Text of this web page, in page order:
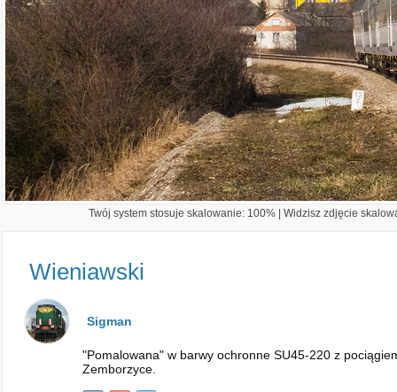
Twój system stosuje skalowanie: 100% | Widzisz zdjęcie
Wieniawski
Sigman
"Pomalowana" w barwy ochronne SU45-220 z
Zemborzyce.